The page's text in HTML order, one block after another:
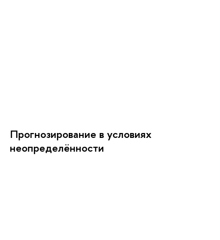
Прогнозирование в условиях
неопределённости